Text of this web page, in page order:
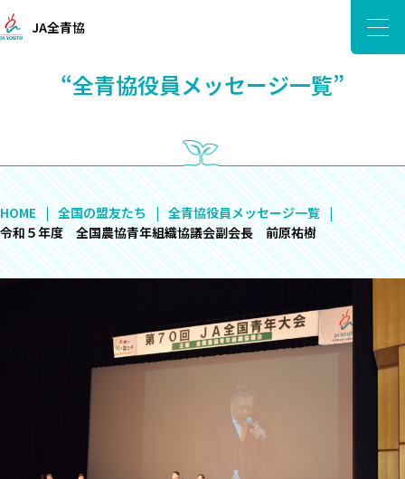
JA全青協
“全青協役員メッセージ一覧”
HOME 全国の盟友たち
全青協役員メッセージ一覧
令和５年度 全国農協青年組織協議会副会長 前原祐樹